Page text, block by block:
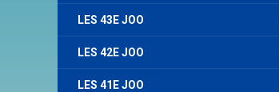
LES 43E JOO
LES 42E JOO
LES 41E JOO